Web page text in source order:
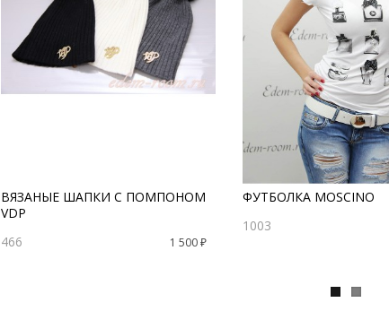
ВЯЗАНЫЕ ШАПКИ С ПОМПОНОМ
VDP
466
1 500 ₽
ФУТБОЛКА MOSCINO
1003